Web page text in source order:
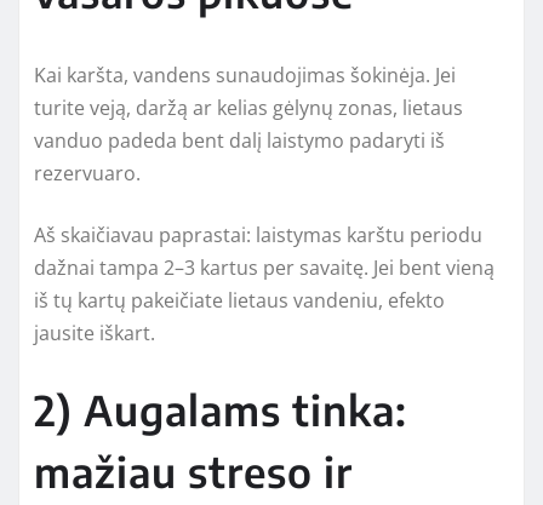
Kai karšta, vandens sunaudojimas šokinėja. Jei
turite veją, daržą ar kelias gėlynų zonas, lietaus
vanduo padeda bent dalį laistymo padaryti iš
rezervuaro.
Aš skaičiavau paprastai: laistymas karštu periodu
dažnai tampa 2–3 kartus per savaitę. Jei bent vieną
iš tų kartų pakeičiate lietaus vandeniu, efekto
jausite iškart.
2) Augalams tinka:
mažiau streso ir